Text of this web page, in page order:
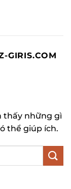
GIRIS.COM
thấy những gì
thể giúp ích.